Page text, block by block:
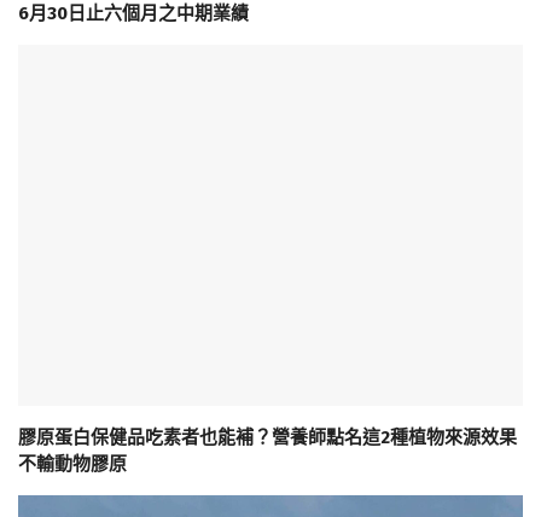
6月30日止六個月之中期業績
膠原蛋白保健品吃素者也能補？營養師點名這2種植物來源效果
不輸動物膠原